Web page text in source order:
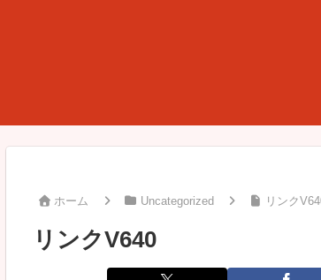
ホーム Uncategorized リンク
リンクV640